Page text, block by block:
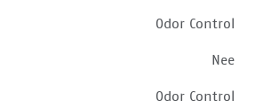
Odor Control
Nee
Odor Control